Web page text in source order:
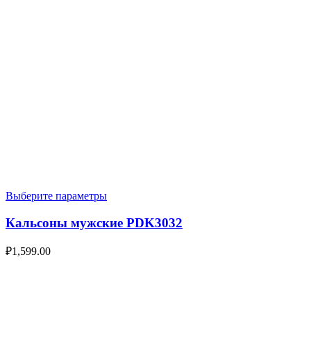
Выберите параметры
Кальсоны мужские PDK3032
₽1,599.00